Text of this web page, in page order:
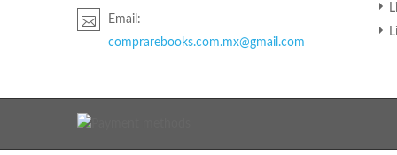
Email:
comprarebooks.com.mx@gmail.com